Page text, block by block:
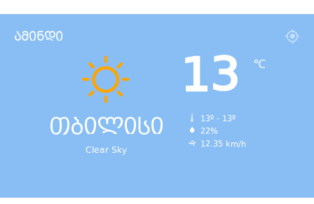
ამინდი
თბილისი
Clear Sky
13 ℃
13º - 13º
22%
12.35 km/h